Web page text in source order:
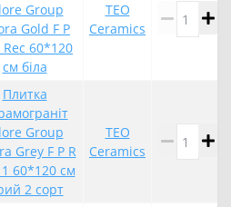
Group
Gold F P
60*120
см біла
TEO
Ceramics
Плитка
Group
Grey F P R
60*120 см
2 сорт
TEO
Ceramics